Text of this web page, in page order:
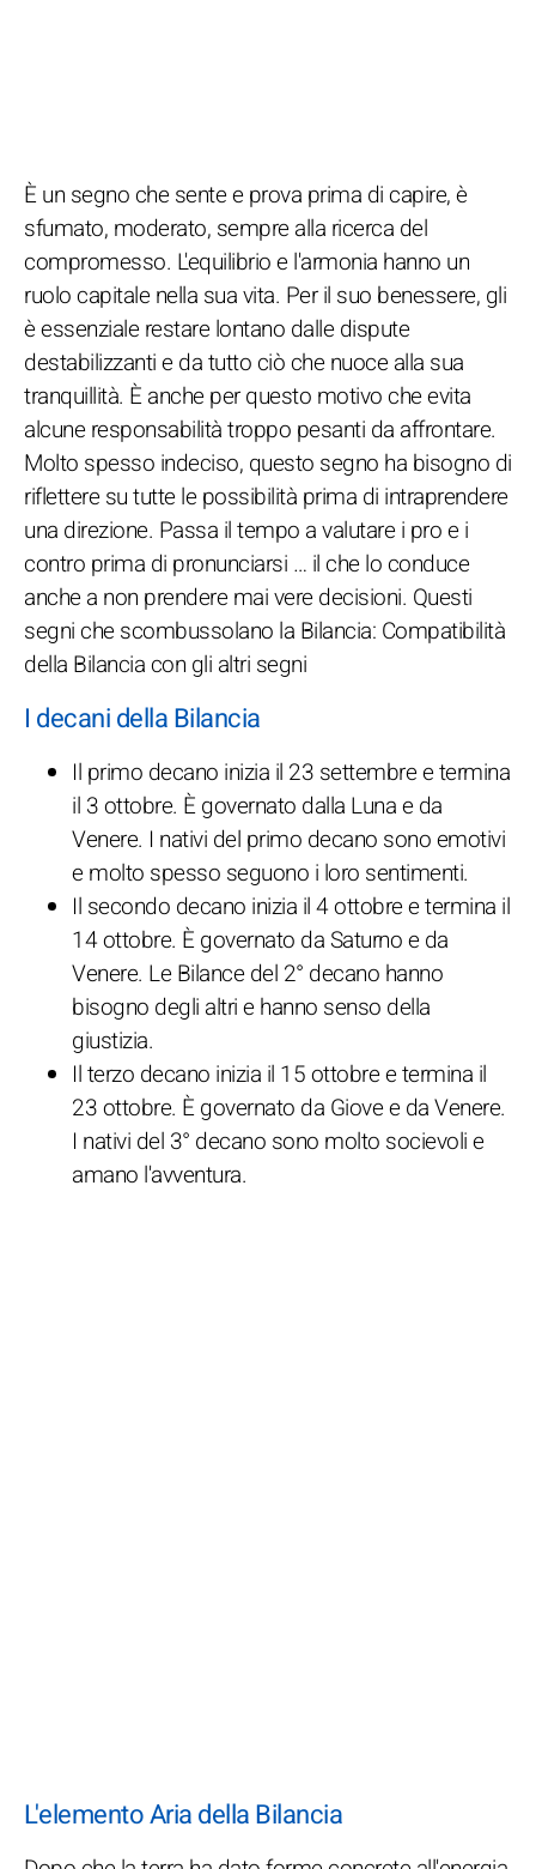
È un segno che sente e prova prima di capire, è
sfumato, moderato, sempre alla ricerca del
compromesso. L'equilibrio e l'armonia hanno un
ruolo capitale nella sua vita. Per il suo benessere, gli
è essenziale restare lontano dalle dispute
destabilizzanti e da tutto ciò che nuoce alla sua
tranquillità. È anche per questo motivo che evita
alcune responsabilità troppo pesanti da affrontare.
Molto spesso indeciso, questo segno ha bisogno di
riflettere su tutte le possibilità prima di intraprendere
una direzione. Passa il tempo a valutare i pro e i
contro prima di pronunciarsi … il che lo conduce
anche a non prendere mai vere decisioni. Questi
segni che scombussolano la Bilancia: Compatibilità
della Bilancia con gli altri segni
I decani della Bilancia
Il primo decano inizia il 23 settembre e termina
il 3 ottobre. È governato dalla Luna e da
Venere. I nativi del primo decano sono emotivi
e molto spesso seguono i loro sentimenti.
Il secondo decano inizia il 4 ottobre e termina il
14 ottobre. È governato da Saturno e da
Venere. Le Bilance del 2° decano hanno
bisogno degli altri e hanno senso della
giustizia.
Il terzo decano inizia il 15 ottobre e termina il
23 ottobre. È governato da Giove e da Venere.
I nativi del 3° decano sono molto socievoli e
amano l'avventura.
L'elemento Aria della Bilancia